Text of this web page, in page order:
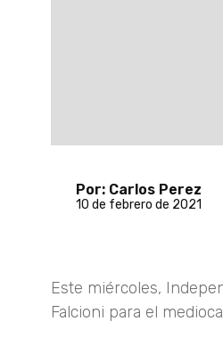
Por: Carlos Perez
10 de febrero de 2021
Este miércoles,
Falcioni para el